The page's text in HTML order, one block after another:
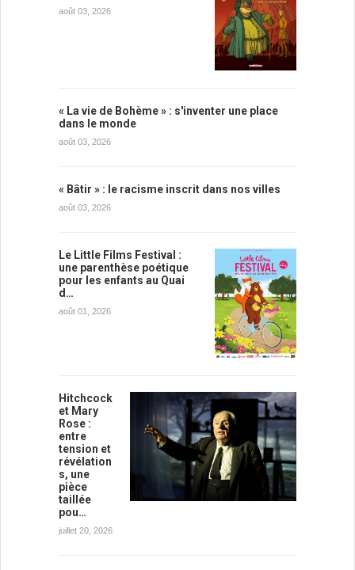
août 03, 2026
« La vie de Bohème » : s'inventer une place
dans le monde
août 03, 2026
« Bâtir » : le racisme inscrit dans nos villes
août 03, 2026
Le Little Films Festival :
une parenthèse poétique
pour les enfants au Quai
d…
août 01, 2026
Hitchcock
et Mary
Rose :
entre
tension et
révélation
s, une
pièce
taillée
pou…
juillet 20, 2026